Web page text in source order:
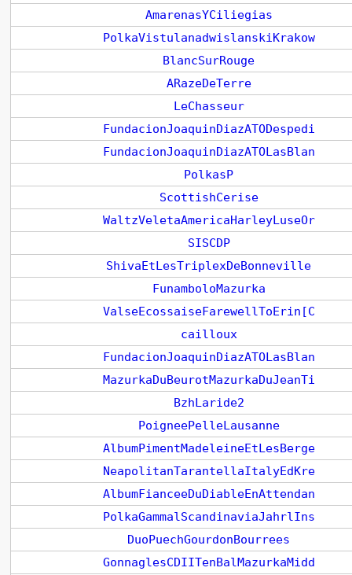
AmarenasYCiliegias
PolkaVistulanadwislanskiKrakow
BlancSurRouge
ARazeDeTerre
LeChasseur
FundacionJoaquinDiazATODespedi
FundacionJoaquinDiazATOLasBlan
PolkasP
ScottishCerise
WaltzVeletaAmericaHarleyLuseOr
SISCDP
ShivaEtLesTriplexDeBonneville
FunamboloMazurka
ValseEcossaiseFarewellToErin[C
cailloux
FundacionJoaquinDiazATOLasBlan
MazurkaDuBeurotMazurkaDuJeanTi
BzhLaride2
PoigneePelleLausanne
AlbumPimentMadeleineEtLesBerge
NeapolitanTarantellaItalyEdKre
AlbumFianceeDuDiableEnAttendan
PolkaGammalScandinaviaJahrlIns
DuoPuechGourdonBourrees
GonnaglesCDIITenBalMazurkaMidd